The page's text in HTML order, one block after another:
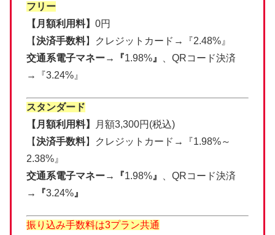
フリー
【月額利用料】 0円
【決済手数料】クレジットカード→『2.48%』
交通系電子マネー→『1.98% 』
、QRコード決済
→『3.24%』
スタンダード
【月額利用料】
月額3,300円(税込)
【決済手数料】クレジットカード→『1.98%～
2.38%』
交通系電子マネー→『1.98% 』
、QRコード決済
→『3.24% 』
振り込み手数料は3プラン共通